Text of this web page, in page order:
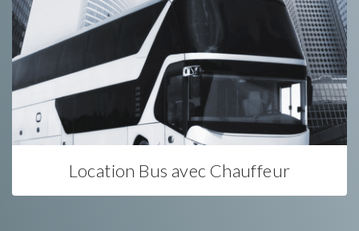
Location Bus avec Chauffeur